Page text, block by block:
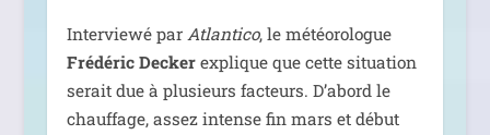
Interviewé par Atlantico, le météo­ro­logue
Frédéric Deckerexplique que cette situa­tion
serait due à plu­sieurs fac­teurs. D’abord le
chauf­fage, assez intense fin mars et début